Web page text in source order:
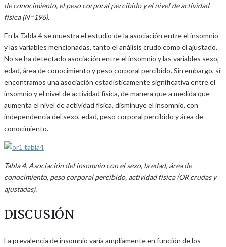
de conocimiento, el peso corporal percibido y el nivel de actividad
física (N=196).
En la Tabla 4 se muestra el estudio de la asociación entre el insomnio
y las variables mencionadas, tanto el análisis crudo como el ajustado.
No se ha detectado asociación entre el insomnio y las variables sexo,
edad, área de conocimiento y peso corporal percibido. Sin embargo, sí
encontramos una asociación estadísticamente significativa entre el
insomnio y el nivel de actividad física, de manera que a medida que
aumenta el nivel de actividad física, disminuye el insomnio, con
independencia del sexo, edad, peso corporal percibido y área de
conocimiento.
Tabla 4. Asociación del insomnio con el sexo, la edad, área de
conocimiento, peso corporal percibido, actividad física (OR crudas y
ajustadas).
DISCUSIÓN
La prevalencia de insomnio varía ampliamente en función de los